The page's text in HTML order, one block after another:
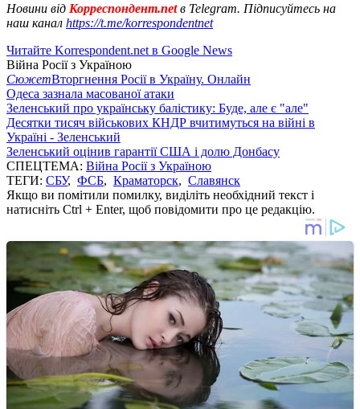
Новини від Корреспондент.netв Telegram. Підписуйтесь на
наш канал https://t.me/korrespondentnet
Читайте Korrespondent.net в Google News
Війна Росії з Україною
СюжетВторгнення Росії в Україну. Онлайн
Одеса зазнала масованої атаки
Зеленський про українську балістику: Буде, але є "але"
Десятки тисяч військових КНДР вчитимуться на війні в
Україні - Зеленський
Зеленський оцінив гарантії США і долю Донбасу
СПЕЦТЕМА: Війна Росії з Україною
ТЕГИ: СБУ, ФСБ, Краматорск, Славянск
Якщо ви помітили помилку, виділіть необхідний текст і
натисніть Ctrl + Enter, щоб повідомити про це редакцію.